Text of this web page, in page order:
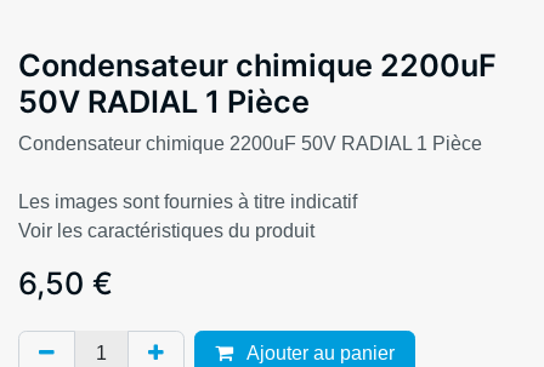
Condensateur chimique 2200uF
50V RADIAL 1 Pièce
Condensateur chimique 2200uF 50V RADIAL 1 Pièce
Les images sont fournies à titre indicatif
Voir les caractéristiques du produit
6,50 €
Ajouter au panier